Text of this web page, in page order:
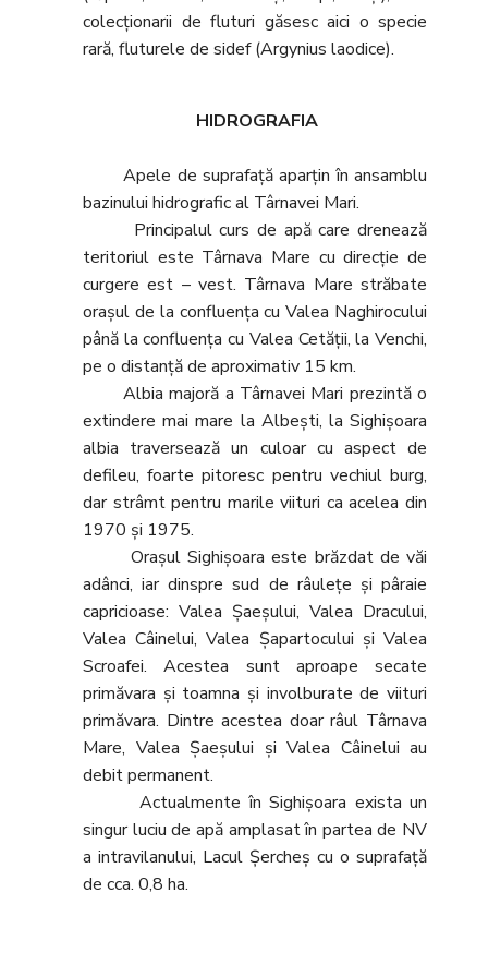
colecţionarii de fluturi găsesc aici o specie
rară, fluturele de sidef (Argynius laodice).
HIDROGRAFIA
Apele de suprafaţă aparţin în ansamblu
bazinului hidrografic al Târnavei Mari.
Principalul curs de apă care drenează
teritoriul este Târnava Mare cu direcţie de
curgere est – vest. Târnava Mare străbate
oraşul de la confluenţa cu Valea Naghirocului
până la confluenţa cu Valea Cetăţii, la Venchi,
pe o distanţă de aproximativ 15 km.
Albia majoră a Târnavei Mari prezintă o
extindere mai mare la Albeşti, la Sighişoara
albia traversează un culoar cu aspect de
defileu, foarte pitoresc pentru vechiul burg,
dar strâmt pentru marile viituri ca acelea din
1970 şi 1975.
Oraşul Sighişoara este brăzdat de văi
adânci, iar dinspre sud de râuleţe şi pâraie
capricioase: Valea Şaeşului, Valea Dracului,
Valea Câinelui, Valea Şapartocului şi Valea
Scroafei. Acestea sunt aproape secate
primăvara şi toamna şi involburate de viituri
primăvara. Dintre acestea doar râul Târnava
Mare, Valea Şaeşului şi Valea Câinelui au
debit permanent.
Actualmente în Sighişoara exista un
singur luciu de apă amplasat în partea de NV
a intravilanului, Lacul Şercheş cu o suprafaţă
de cca. 0,8 ha.